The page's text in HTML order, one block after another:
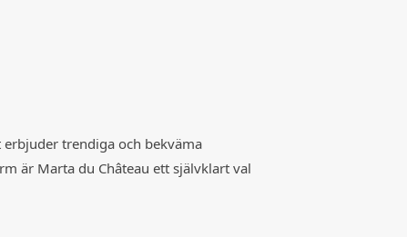
trendiga och bekväma
är Marta du Château ett självklart val